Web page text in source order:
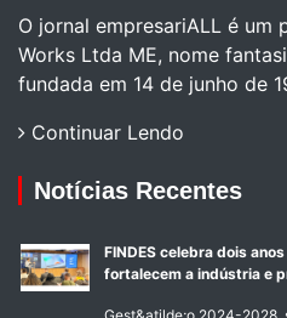
O jornal empresariALL é um
Works Ltda ME, nome
fundada em 14 de junho de
Continuar Lendo
Notícias Recentes
FINDES celebra dois
fortalecem a indústria e